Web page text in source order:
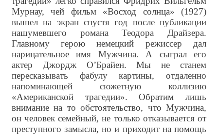
Мурнау, чей фильм «Восход солнца» (1927)
вышел на экран спустя год после публикации
нашумевшего романа Теодора Драйзера.
Главному герою немецкий режиссер дал
нарицательное имя Мужчина. А сыграл его
актер Джордж О’Брайен. Мы не станем
пересказывать фабулу картины, отдаленно
напоминающей сюжетную коллизию
«Американской трагедии». Обратим лишь
внимание на то обстоятельство, что Мужчина,
он человек семейный, не только отказывается от
преступного замысла, но и приходит на помощь